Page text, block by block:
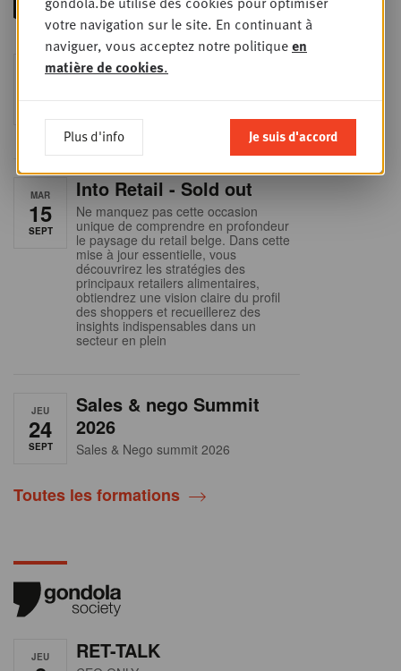
MER
Foodservice - Joint
onderhandelingstafel is geen toeval!
MAR
15
SEPT
Into Retail - Sold out
Ne manquez pas cette occasion
unique de comprendre en profondeur
le paysage du retail belge. Dans cette
mise à jour essentielle, vous
découvrirez les stratégies des
principaux retailers alimentaires,
obtiendrez une vision claire du profil
des shoppers et recueillerez des
insights indispensables dans un
secteur en plein
JEU
24
SEPT
Sales & nego Summit
2026
Sales & Nego summit 2026
Toutes les formations
JEU RET-TALK
votre navigation sur le site. En continuant à
naviguer, vous acceptez notre politiqueen
matière de cookies.
Plus d'info Je suis d'accord